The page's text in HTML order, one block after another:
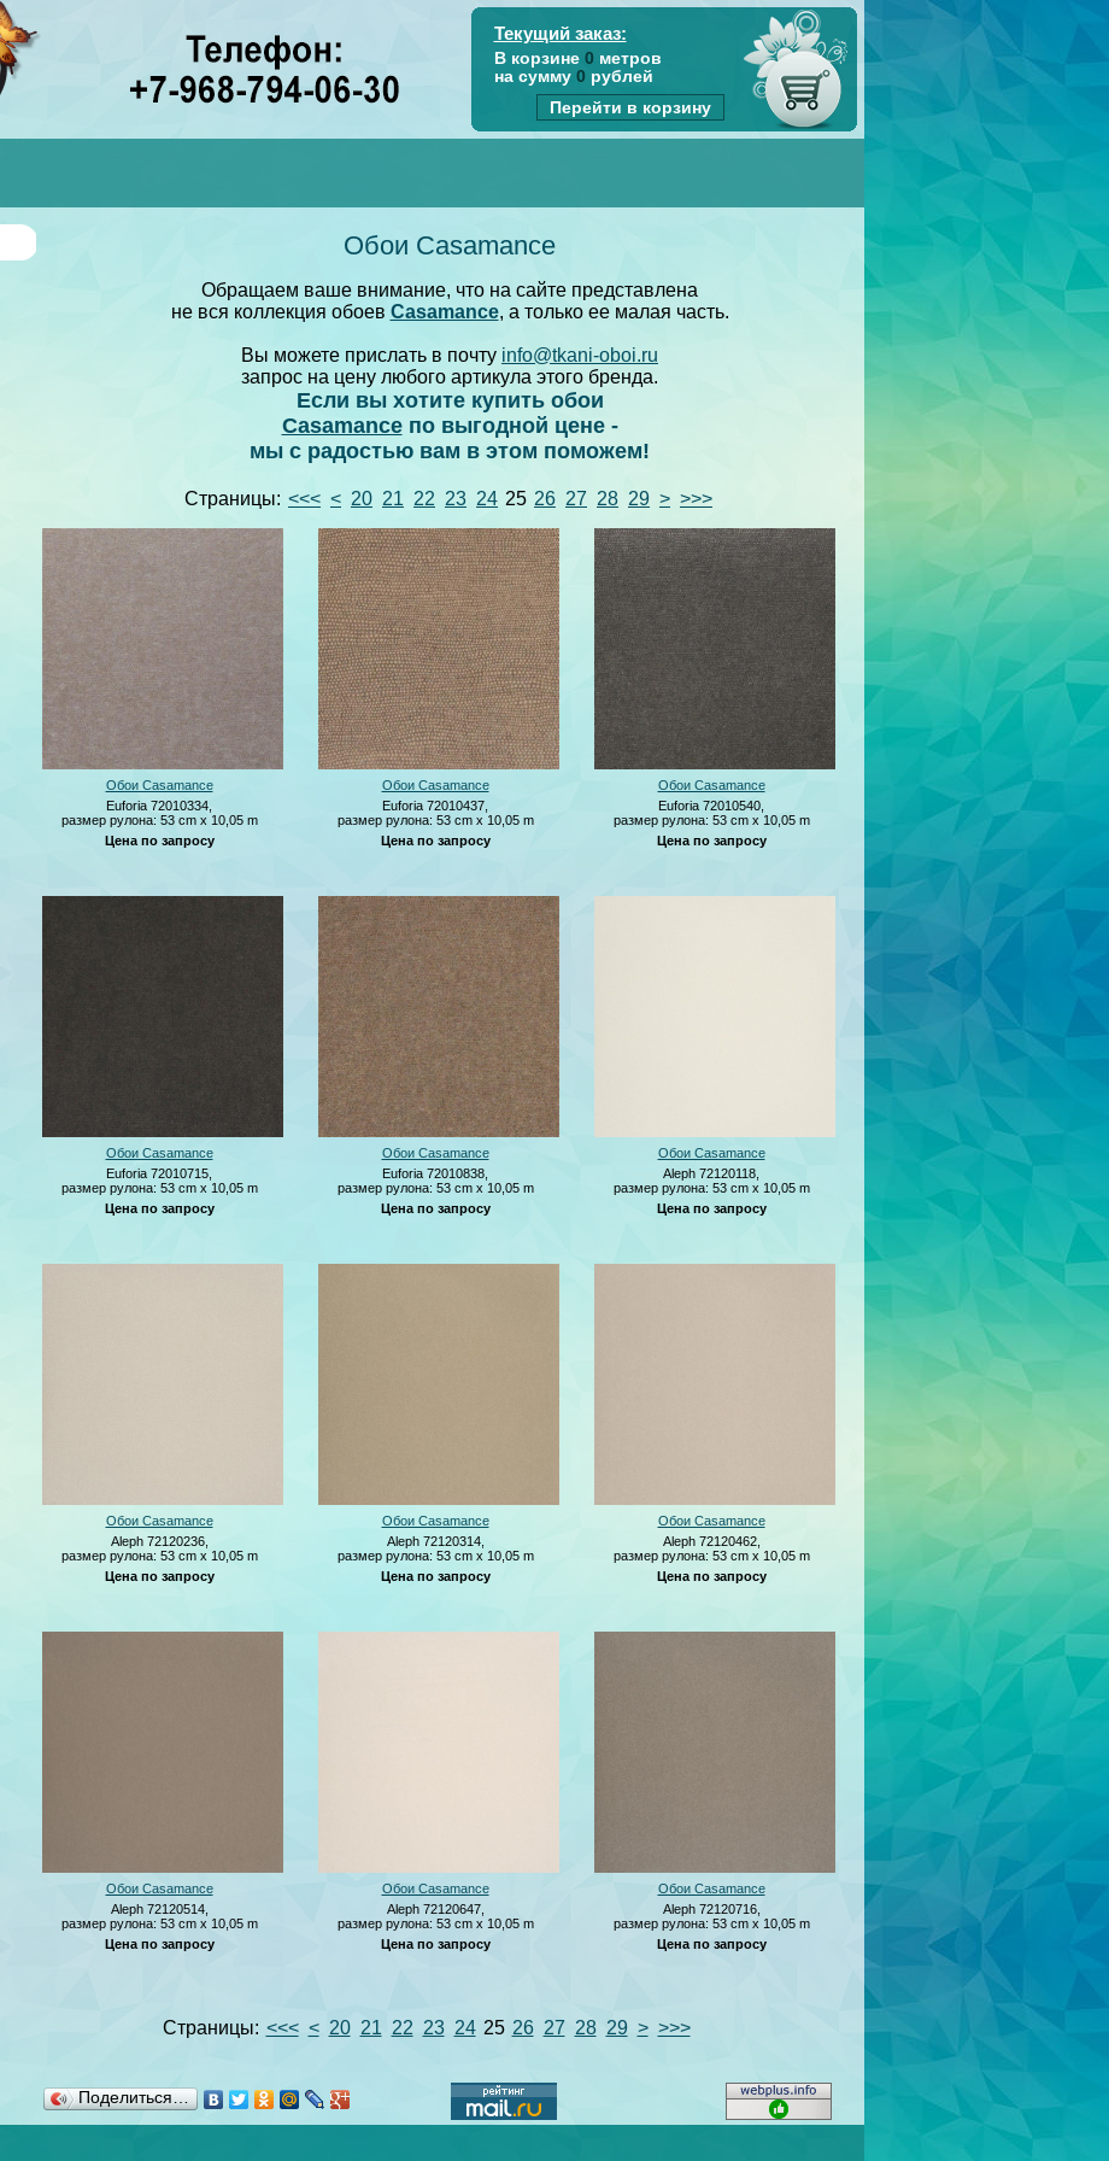
Текущий заказ:
В корзине 0 метров
на сумму 0 рублей
Перейти в корзину
Обои Casamance
Обращаем ваше внимание, что на сайте представлена
не вся коллекция обоев Casamance, а только ее малая часть.
Вы можете прислать в почту info@tkani-oboi.ru
запрос на цену любого артикула этого бренда.
Если вы хотите купить обои
Casamanceпо выгодной цене -
мы с радостью вам в этом поможем!
Страницы: <<< < 20 21 22 23 24 25 26 27 28 29 > >>>
Обои Casamance
Euforia 72010334,
размер рулона: 53 cm x 10,05 m
Цена по запросу
Обои Casamance
Euforia 72010437,
размер рулона: 53 cm x 10,05 m
Цена по запросу
Обои Casamance
Euforia 72010540,
размер рулона: 53 cm x 10,05 m
Цена по запросу
Обои Casamance
Euforia 72010715,
размер рулона: 53 cm x 10,05 m
Цена по запросу
Обои Casamance
Euforia 72010838,
размер рулона: 53 cm x 10,05 m
Цена по запросу
Обои Casamance
Aleph 72120118,
размер рулона: 53 cm x 10,05 m
Цена по запросу
Обои Casamance
Aleph 72120236,
размер рулона: 53 cm x 10,05 m
Цена по запросу
Обои Casamance
Aleph 72120314,
размер рулона: 53 cm x 10,05 m
Цена по запросу
Обои Casamance
Aleph 72120462,
размер рулона: 53 cm x 10,05 m
Цена по запросу
Обои Casamance
Aleph 72120514,
размер рулона: 53 cm x 10,05 m
Цена по запросу
Обои Casamance
Aleph 72120647,
размер рулона: 53 cm x 10,05 m
Цена по запросу
Обои Casamance
Aleph 72120716,
размер рулона: 53 cm x 10,05 m
Цена по запросу
Страницы: <<< < 20 21 22 23 24 25 26 27 28 29 > >>>
Поделиться…